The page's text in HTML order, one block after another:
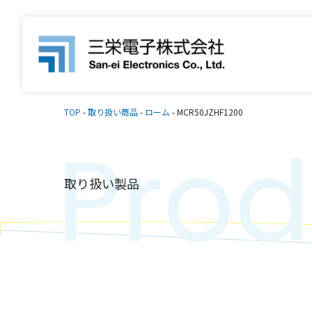
TOP -取り扱い商品- ローム -MCR50JZHF1200
取り扱い製品